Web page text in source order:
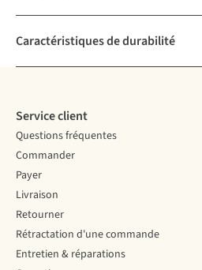
Caractéristiques de durabilité
Service client
Questions fréquentes
Commander
Payer
Livraison
Retourner
Rétractation d'une commande
Entretien & réparations